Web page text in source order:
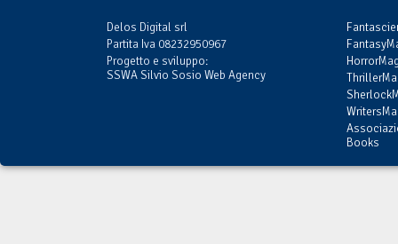
Delos Digital srl
Partita Iva 08232950967
Progetto e sviluppo:
SSWA Silvio Sosio Web Agency
Books